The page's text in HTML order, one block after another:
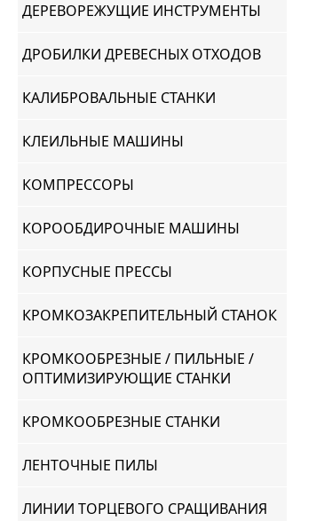
ДЕРЕВОРЕЖУЩИЕ ИНСТРУМЕНТЫ
ДРОБИЛКИ ДРЕВЕСНЫХ ОТХОДОВ
КАЛИБРОВАЛЬНЫЕ СТАНКИ
КЛЕИЛЬНЫЕ МАШИНЫ
КОМПРЕССОРЫ
КОРООБДИРОЧНЫЕ МАШИНЫ
КОРПУСНЫЕ ПРЕССЫ
КРОМКОЗАКРЕПИТЕЛЬНЫЙ СТАНОК
КРОМКООБРЕЗНЫЕ / ПИЛЬНЫЕ /
ОПТИМИЗИРУЮЩИЕ СТАНКИ
КРОМКООБРЕЗНЫЕ СТАНКИ
ЛЕНТОЧНЫЕ ПИЛЫ
ЛИНИИ ТОРЦЕВОГО СРАЩИВАНИЯ